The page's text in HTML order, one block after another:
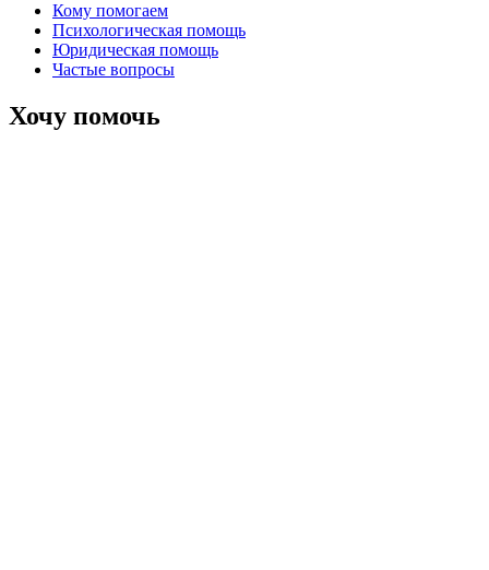
Кому помогаем
Психологическая помощь
Юридическая помощь
Частые вопросы
Хочу помочь